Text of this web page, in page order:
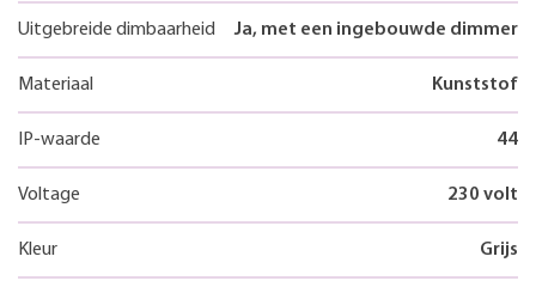
Uitgebreide dimbaarheid Ja, met een ingebouwde dimmer
Materiaal Kunststof
IP-waarde 44
Voltage 230 volt
Kleur Grijs